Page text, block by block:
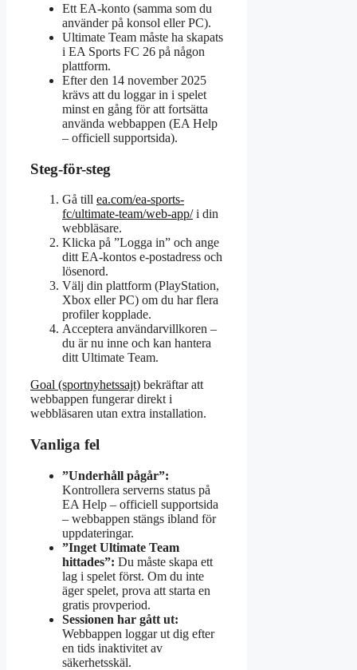
Ett EA-konto (samma som du
använder på konsol eller PC).
Ultimate Team måste ha skapats
i EA Sports FC 26 på någon
plattform.
Efter den 14 november 2025
krävs att du loggar in i spelet
minst en gång för att fortsätta
använda webbappen (EA Help
– officiell supportsida).
Steg-för-steg
Gå till ea.com/ea-sports-
fc/ultimate-team/web-app/i din
webbläsare.
Klicka på ”Logga in” och ange
ditt EA-kontos e-postadress och
lösenord.
Välj din plattform (PlayStation,
Xbox eller PC) om du har flera
profiler kopplade.
Acceptera användarvillkoren –
du är nu inne och kan hantera
ditt Ultimate Team.
Goal (sportnyhetssajt) bekräftar att
webbappen fungerar direkt i
webbläsaren utan extra installation.
Vanliga fel
”Underhåll pågår”:
Kontrollera serverns status på
EA Help – officiell supportsida
– webbappen stängs ibland för
uppdateringar.
”Inget Ultimate Team
hittades”: Du måste skapa ett
lag i spelet först. Om du inte
äger spelet, prova att starta en
gratis provperiod.
Sessionen har gått ut:
Webbappen loggar ut dig efter
en tids inaktivitet av
säkerhetsskäl.